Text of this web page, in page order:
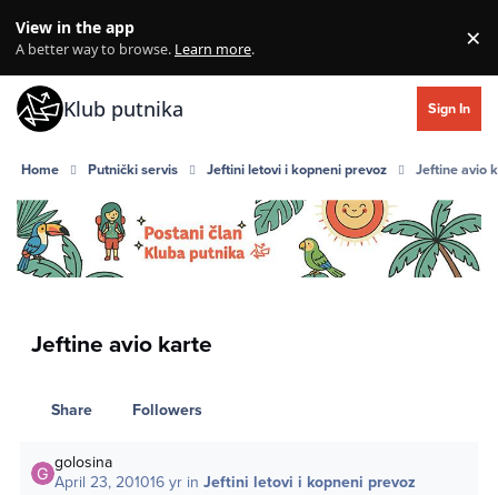
View in the app
A better way to browse. Learn more. ×
Klub putnika Sign In
Home Putnički servis Jeftini letovi i kopneni prevoz Jeftine avio
Jeftine avio karte
Share Followers
golosina
April 23, 201016 yr inJeftini letovi i kopneni prevoz